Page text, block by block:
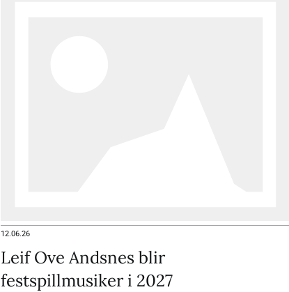
12.06.26
Leif Ove Andsnes blir
festspillmusiker i 2027